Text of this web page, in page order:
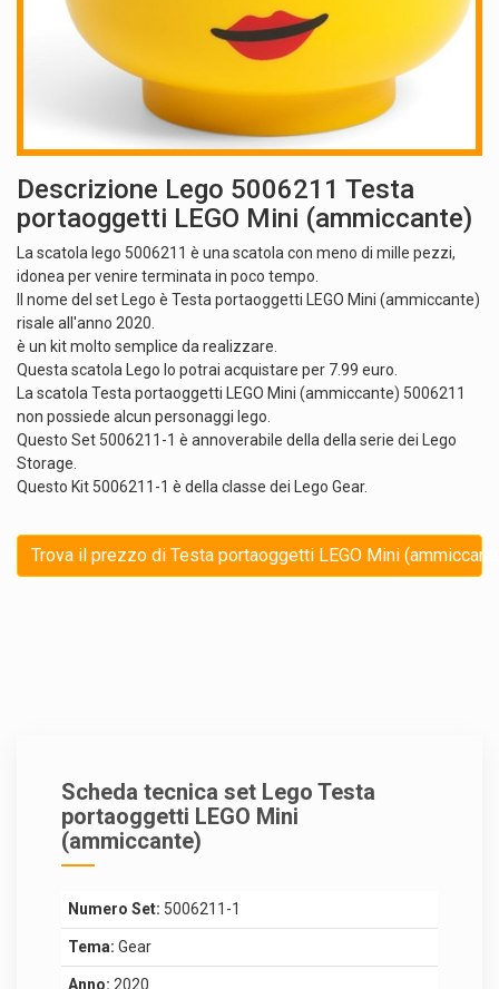
Descrizione Lego 5006211 Testa
portaoggetti LEGO Mini (ammiccante)
La scatola lego 5006211 è una scatola con meno di mille pezzi,
idonea per venire terminata in poco tempo.
Il nome del set Lego è Testa portaoggetti LEGO Mini (ammiccante)
risale all'anno 2020.
è un kit molto semplice da realizzare.
Questa scatola Lego lo potrai acquistare per 7.99 euro.
La scatola Testa portaoggetti LEGO Mini (ammiccante) 5006211
non possiede alcun personaggi lego.
Questo Set 5006211-1 è annoverabile della della serie dei Lego
Storage.
Questo Kit 5006211-1 è della classe dei Lego Gear.
Trova il prezzo di Testa portaoggetti LEGO Mini
Scheda tecnica set Lego Testa
portaoggetti LEGO Mini
(ammiccante)
Numero Set: 5006211-1
Tema: Gear
Anno: 2020